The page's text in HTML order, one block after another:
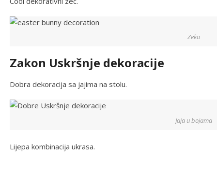
Zeko
Zakon Uskršnje dekoracije
Dobra dekoracija sa jajima na stolu.
Jaja u bojama
Lijepa kombinacija ukrasa.